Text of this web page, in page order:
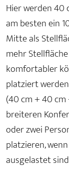
Hier werden 40
am besten ein
Mitte als
mehr
komfortabler
platziert
(40 cm + 40
breiteren
oder zwei
platzieren,
ausgelastet